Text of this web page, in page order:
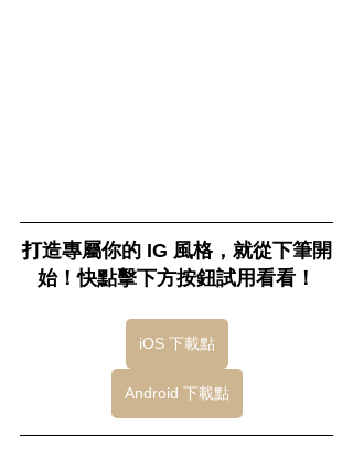
打造專屬你的 IG 風格，就從下筆開
始！快點擊下方按鈕試用看看！
iOS 下載點
Android 下載點